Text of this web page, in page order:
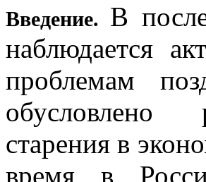
Введение. В
наблюдается
проблемам
обусловлено
старения в
время в